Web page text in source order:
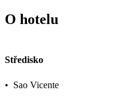
O hotelu
Středisko
• Sao Vicente